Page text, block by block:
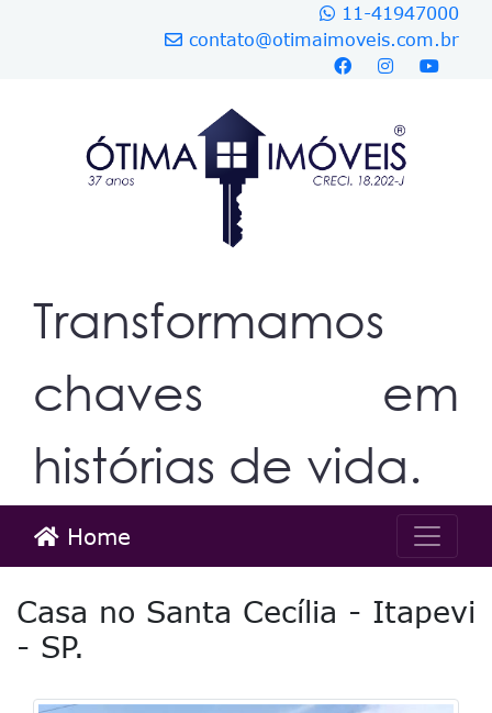
11-41947000
contato@otimaimoveis.com.br
Transformamos
chaves em
histórias de vida.
Home
Casa no Santa Cecília - Itapevi
- SP.